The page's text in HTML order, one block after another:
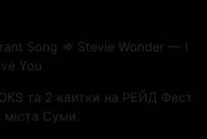
Song => Stevie Wonder — I
You
та 2 квитки на РЕЙД Фест
Суми.